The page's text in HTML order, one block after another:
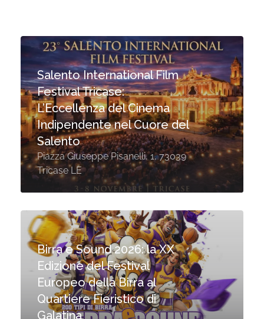
Salento International Film
Festival Tricase:
L’Eccellenza del Cinema
Indipendente nel Cuore del
Salento
Piazza Giuseppe Pisanelli, 1, 73039
Tricase LE
Birra e Sound 2026: la XX
Edizione del Festival
Europeo della Birra al
Quartiere Fieristico di
Galatina